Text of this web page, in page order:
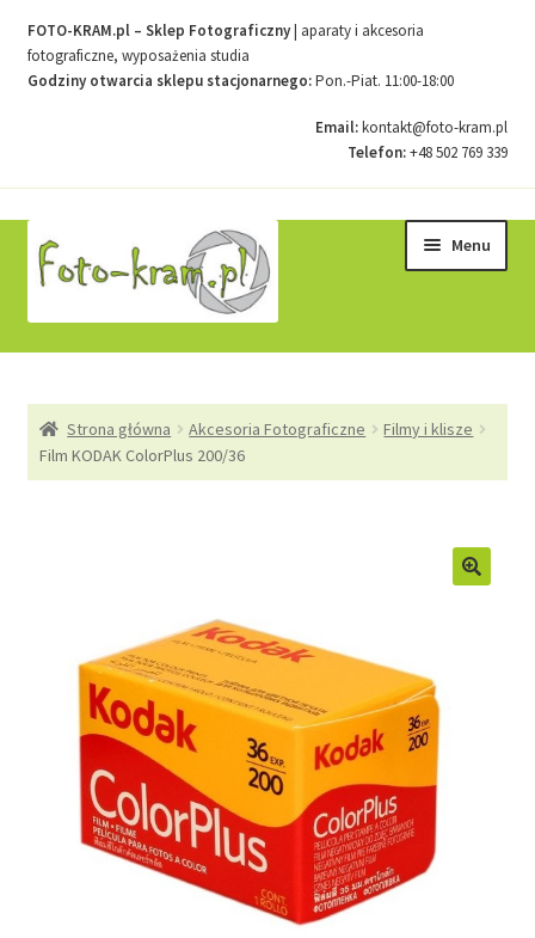
FOTO-KRAM.pl – Sklep Fotograficzny| aparaty i akcesoria
fotograficzne, wyposażenia studia
Godziny otwarcia sklepu stacjonarnego:Pon.-Piat. 11:00-18:00
Email:kontakt@foto-kram.pl
Telefon:+48 502 769 339
do
nawigacji
do
treści
Menu
Kontakt
Sample Page
Zamówienia
Strona główna Akcesoria Fotograficzne
Filmy i klisze
Film KODAK ColorPlus 200/36